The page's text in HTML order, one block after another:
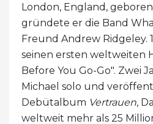
London, England,
gründete er die Band
Freund Andrew Ridgeley.
seinen ersten weltweiten
Before You Go-Go". Zwei
Michael solo und
Debütalbum Vertrauen,
weltweit mehr als 25